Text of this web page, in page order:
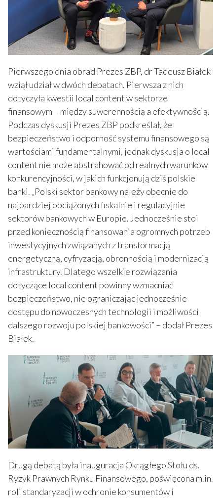
Pierwszego dnia obrad Prezes ZBP, dr Tadeusz Białek
wziął udział w dwóch debatach. Pierwsza z nich
dotyczyła kwestii local content w sektorze
finansowym – między suwerennością a efektywnością.
Podczas dyskusji Prezes ZBP podkreślał, że
bezpieczeństwo i odporność systemu finansowego są
wartościami fundamentalnymi, jednak dyskusja o local
content nie może abstrahować od realnych warunków
konkurencyjności, w jakich funkcjonują dziś polskie
banki. „Polski sektor bankowy należy obecnie do
najbardziej obciążonych fiskalnie i regulacyjnie
sektorów bankowych w Europie. Jednocześnie stoi
przed koniecznością finansowania ogromnych potrzeb
inwestycyjnych związanych z transformacją
energetyczną, cyfryzacją, obronnością i modernizacją
infrastruktury. Dlatego wszelkie rozwiązania
dotyczące local content powinny wzmacniać
bezpieczeństwo, nie ograniczając jednocześnie
dostępu do nowoczesnych technologii i możliwości
dalszego rozwoju polskiej bankowości” – dodał Prezes
Białek.
Drugą debatą była inauguracja Okrągłego Stołu ds.
Ryzyk Prawnych Rynku Finansowego, poświęcona m.in.
roli standaryzacji w ochronie konsumentów i